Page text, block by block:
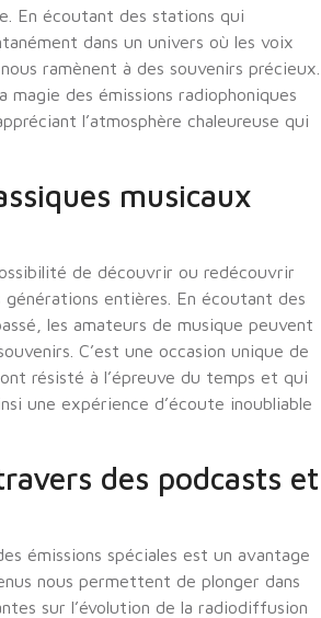
En écoutant des stations qui
dans un univers où les voix
ramènent à des souvenirs précieux.
des émissions radiophoniques
l’atmosphère chaleureuse qui
musicaux
de découvrir ou redécouvrir
entières. En écoutant des
les amateurs de musique peuvent
C’est une occasion unique de
résisté à l’épreuve du temps et qui
une expérience d’écoute inoubliable
des podcasts et
émissions spéciales est un avantage
nous permettent de plonger dans
sur l’évolution de la radiodiffusion